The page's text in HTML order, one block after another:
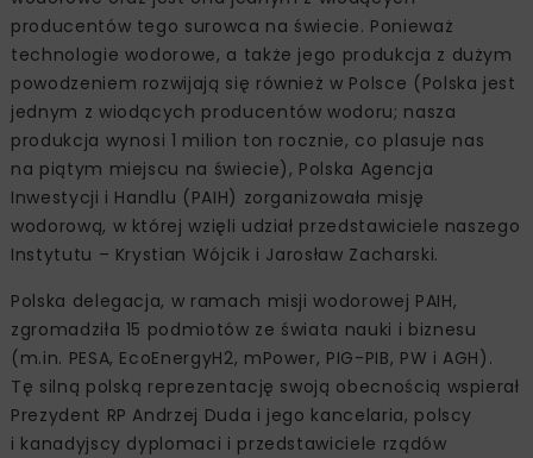
producentów tego surowca na świecie. Ponieważ
technologie wodorowe, a także jego produkcja z dużym
powodzeniem rozwijają się również w Polsce (Polska jest
jednym z wiodących producentów wodoru; nasza
produkcja wynosi 1 milion ton rocznie, co plasuje nas
na piątym miejscu na świecie), Polska Agencja
Inwestycji i Handlu (PAIH) zorganizowała misję
wodorową, w której wzięli udział przedstawiciele naszego
Instytutu – Krystian Wójcik i Jarosław Zacharski.
Polska delegacja, w ramach misji wodorowej PAIH,
zgromadziła 15 podmiotów ze świata nauki i biznesu
(m.in. PESA, EcoEnergyH2, mPower, PIG-PIB, PW i AGH).
Tę silną polską reprezentację swoją obecnością wspierał
Prezydent RP Andrzej Duda i jego kancelaria, polscy
i kanadyjscy dyplomaci i przedstawiciele rządów